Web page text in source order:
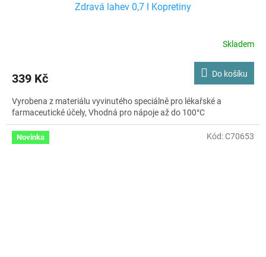
Zdravá lahev 0,7 l Kopretiny
Skladem
339 Kč Do košíku
Vyrobena z materiálu vyvinutého speciálně pro lékařské a
farmaceutické účely, Vhodná pro nápoje až do 100°C
Novinka Kód:C70653